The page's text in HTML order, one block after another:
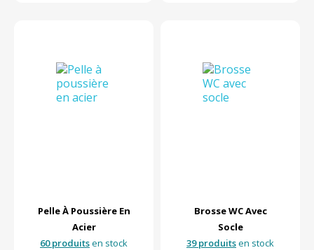
Pelle À Poussière En
Acier
60 produitsen stock
Brosse WC Avec
Socle
39 produitsen stock